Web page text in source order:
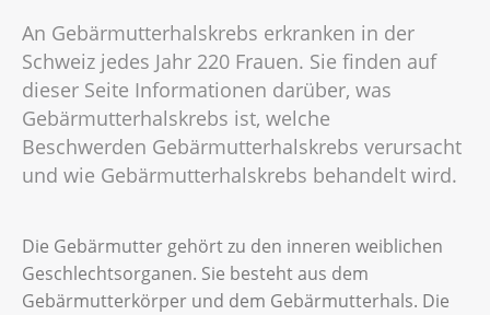
An Gebärmutterhalskrebs erkranken in der
Schweiz jedes Jahr 220 Frauen. Sie finden auf
dieser Seite Informationen darüber, was
Gebärmutterhalskrebs ist, welche
Beschwerden Gebärmutterhalskrebs verursacht
und wie Gebärmutterhalskrebs behandelt wird.
Die Gebärmutter gehört zu den inneren weiblichen
Geschlechtsorganen. Sie besteht aus dem
Gebärmutterkörper und dem Gebärmutterhals. Die